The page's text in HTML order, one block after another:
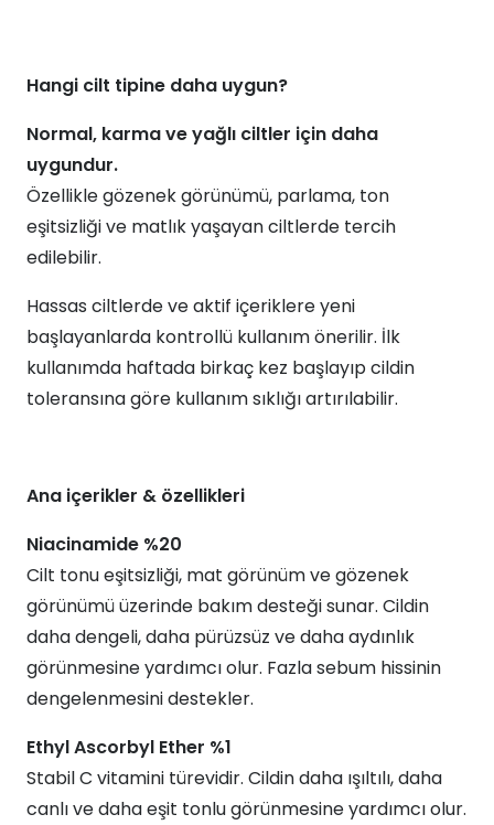
Hangi cilt tipine daha uygun?
Normal, karma ve yağlı ciltler için daha
uygundur.
Özellikle gözenek görünümü, parlama, ton
eşitsizliği ve matlık yaşayan ciltlerde tercih
edilebilir.
Hassas ciltlerde ve aktif içeriklere yeni
başlayanlarda kontrollü kullanım önerilir. İlk
kullanımda haftada birkaç kez başlayıp cildin
toleransına göre kullanım sıklığı artırılabilir.
Ana içerikler & özellikleri
Niacinamide %20
Cilt tonu eşitsizliği, mat görünüm ve gözenek
görünümü üzerinde bakım desteği sunar. Cildin
daha dengeli, daha pürüzsüz ve daha aydınlık
görünmesine yardımcı olur. Fazla sebum hissinin
dengelenmesini destekler.
Ethyl Ascorbyl Ether %1
Stabil C vitamini türevidir. Cildin daha ışıltılı, daha
canlı ve daha eşit tonlu görünmesine yardımcı olur.